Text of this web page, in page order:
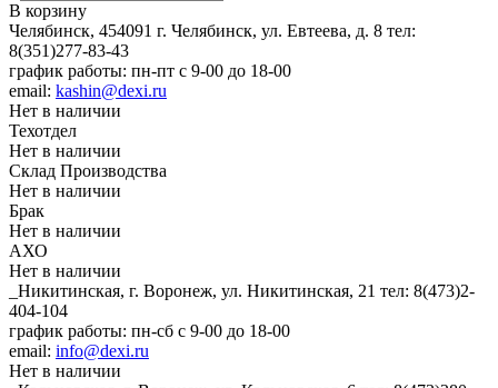
В корзину
Челябинск, 454091 г. Челябинск, ул. Евтеева, д. 8 тел:
8(351)277-83-43
график работы: пн-пт с 9-00 до 18-00
email: kashin@dexi.ru
Нет в наличии
Техотдел
Нет в наличии
Склад Производства
Нет в наличии
Брак
Нет в наличии
АХО
Нет в наличии
_Никитинская, г. Воронеж, ул. Никитинская, 21 тел: 8(473)2-
404-104
график работы: пн-сб с 9-00 до 18-00
email: info@dexi.ru
Нет в наличии